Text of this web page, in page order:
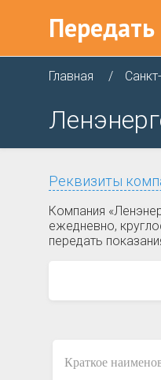
Главная
Реквизиты
Компания
ежедневно,
передать
Краткое